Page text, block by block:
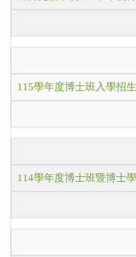
115學年度博士班入學招
114學年度博士班暨博士